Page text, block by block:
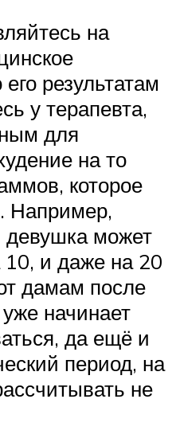
на
результатам
у терапевта,
для
на то
которое
Например,
девушка может
10, и даже на 20
дамам после
начинает
да ещё и
период, на
не